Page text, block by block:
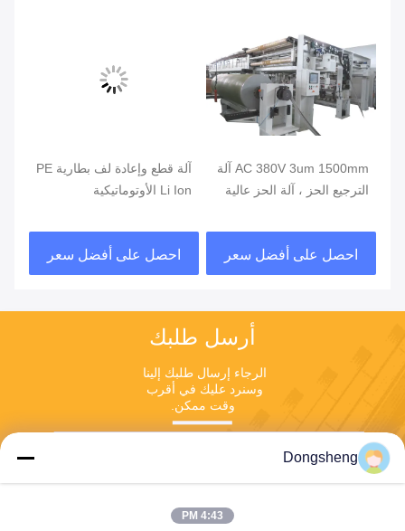
AC 380V 3um 1500mm آلة
الترجيع الحز ، آلة الحز عالية
احصل على أفضل سعر
آلة قطع وإعادة لف بطارية PE
Li Ion الأوتوماتيكية
احصل على أفضل سعر
أرسل طلبك
وقت ممكن.
Dongsheng
4:43 PM